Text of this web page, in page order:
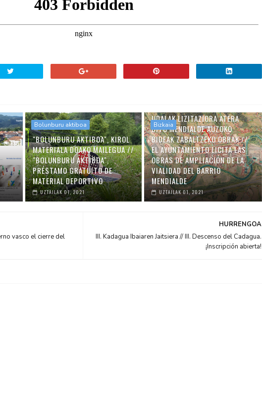
Bolunburu aktiboa
"BOLUNBURU AKTIBOA", KIROL
MATERIALA DOAKO MAILEGUA //
"BOLUNBURU AKTIBOA",
PRÉSTAMO GRATUITO DE
MATERIAL DEPORTIVO
UZTAILAK 01, 2021
Bizkaia
UDALAK LIZITAZIORA ATERA
DITU MENDIALDE AUZOKO
BIDEAK ZABALTZEKO OBRAK //
EL AYUNTAMIENTO LICITA LAS
OBRAS DE AMPLIACIÓN DE LA
VIALIDAD DEL BARRIO
MENDIALDE
UZTAILAK 01, 2021
HURRENGOA
III. Kadagua Ibaiaren Jaitsiera // III. Descenso del Cadagua.
¡Inscripción abierta!
vasco el cierre del